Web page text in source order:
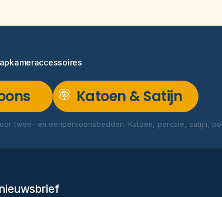
Katoen & Satijn
twee- en eenpersoonsbedden. Katoen, percale, satijn,